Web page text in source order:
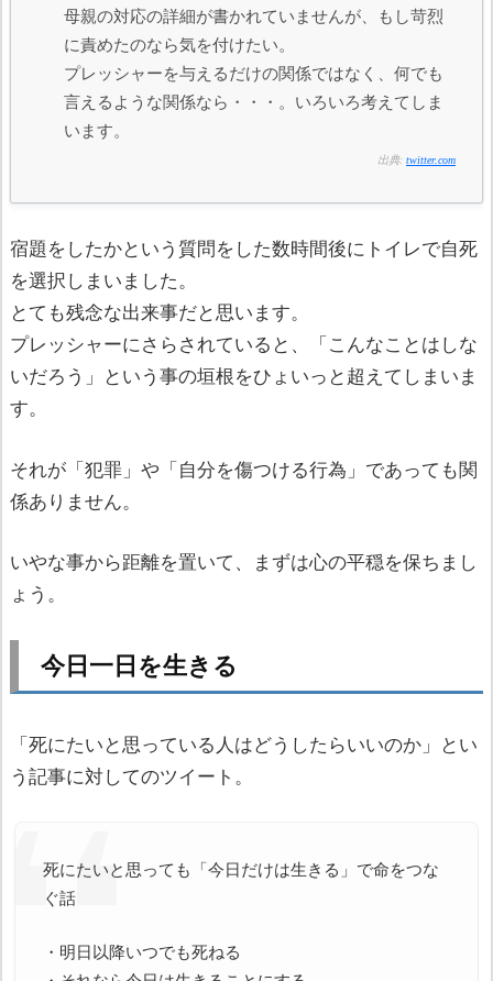
母親の対応の詳細が書かれていませんが、もし苛烈
に責めたのなら気を付けたい。
プレッシャーを与えるだけの関係ではなく、何でも
言えるような関係なら・・・。いろいろ考えてしま
います。
出典: twitter.com
宿題をしたかという質問をした数時間後にトイレで自死
を選択しまいました。
とても残念な出来事だと思います。
プレッシャーにさらされていると、「こんなことはしな
いだろう」という事の垣根をひょいっと超えてしまいま
す。
それが「犯罪」や「自分を傷つける行為」であっても関
係ありません。
いやな事から距離を置いて、まずは心の平穏を保ちまし
ょう。
今日一日を生きる
「死にたいと思っている人はどうしたらいいのか」とい
う記事に対してのツイート。
死にたいと思っても「今日だけは生きる」で命をつな
ぐ話
・明日以降いつでも死ねる